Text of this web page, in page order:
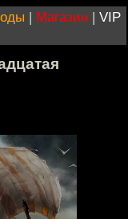
| Магазин | VIP